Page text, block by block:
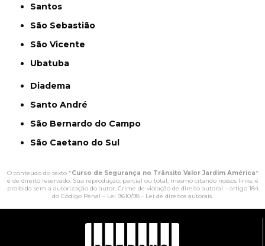
Santos
São Sebastião
São Vicente
Ubatuba
Diadema
Santo André
São Bernardo do Campo
São Caetano do Sul
O conteúdo do texto "Curso de Segurança no Trânsito Valor Jardim América"
é de direito reservado. Sua reprodução, parcial ou total, mesmo citando nossos links, é
proibida sem a autorização do autor. Crime de violação de direito autoral – artigo 184
do Código Penal – Lei 9610/98 - Lei de direitos autorais